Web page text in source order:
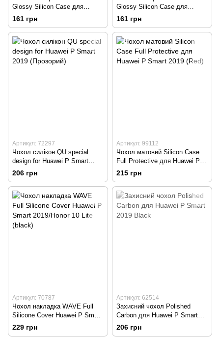
Glossy Silicon Case для
Huawei P Smart 2019 / Honor
10 Lite Black
161 грн
Glossy Silicon Case для
Huawei P Smart 2019 / Honor
10 Lite Yelow
161 грн
Артикул: 72297
Чохол силікон QU special
design for Huawei P Smart
2019 (Прозорий)
206 грн
Артикул: 99112
Чохол матовий Silicon Case
Full Protective для Huawei P
Smart 2019 (Red)
215 грн
Артикул: 70787
Чохол накладка WAVE Full
Silicone Cover Huawei P Smart
2019/Honor 10 Lite (black)
229 грн
Артикул: 62514
Захисний чохол Polished
Carbon для Huawei P Smart
2019 Black
206 грн